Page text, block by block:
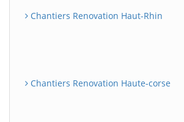
Chantiers Renovation Haut-Rhin
Chantiers Renovation Haute-corse